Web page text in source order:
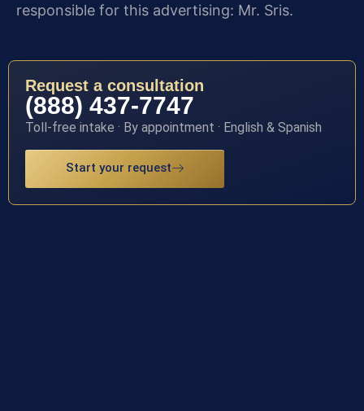
responsible for this advertising: Mr. Sris.
Request a consultation
(888) 437-7747
Toll-free intake · By appointment · English & Spanish
Start your request